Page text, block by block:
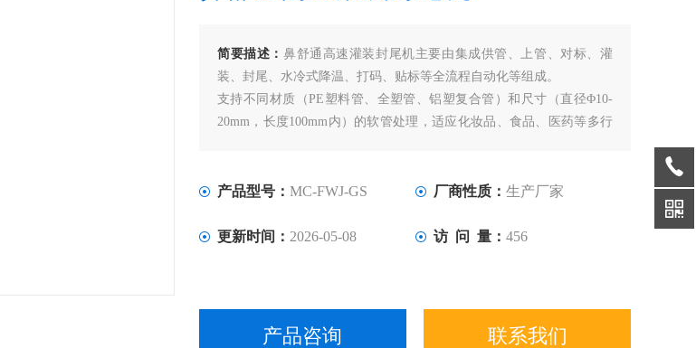
简要描述： 鼻舒通高速灌装封尾机主要由集成供管、上管、对标、灌
装、封尾、水冷式降温、打码、贴标等全流程自动化等组成。
支持不同材质（PE塑料管、全塑管、铝塑复合管）和尺寸（直径Φ10-
20mm，长度100mm内）的软管处理，适应化妆品、食品、医药等多行
产品型号： MC-FWJ-GS 厂商性质： 生产厂家
更新时间： 2026-05-08 访 问 量： 456
产品咨询 联系我们